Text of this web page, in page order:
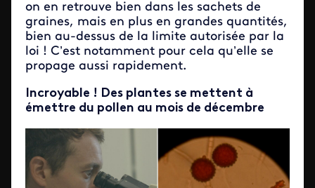
on en retrouve bien dans les sachets de
graines, mais en plus en grandes quantités,
bien au-dessus de la limite autorisée par la
loi ! C’est notamment pour cela qu’elle se
propage aussi rapidement.
Incroyable ! Des plantes se mettent à
émettre du pollen au mois de décembre